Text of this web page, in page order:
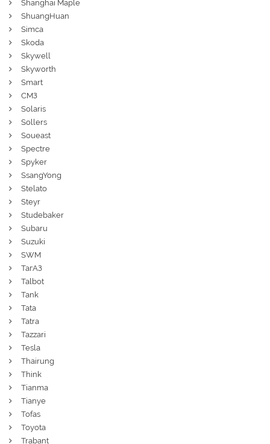
Shanghai Maple
ShuangHuan
Simca
Skoda
Skywell
Skyworth
Smart
СМЗ
Solaris
Sollers
Soueast
Spectre
Spyker
SsangYong
Stelato
Steyr
Studebaker
Subaru
Suzuki
SWM
ТагАЗ
Talbot
Tank
Tata
Tatra
Tazzari
Tesla
Thairung
Think
Tianma
Tianye
Tofas
Toyota
Trabant